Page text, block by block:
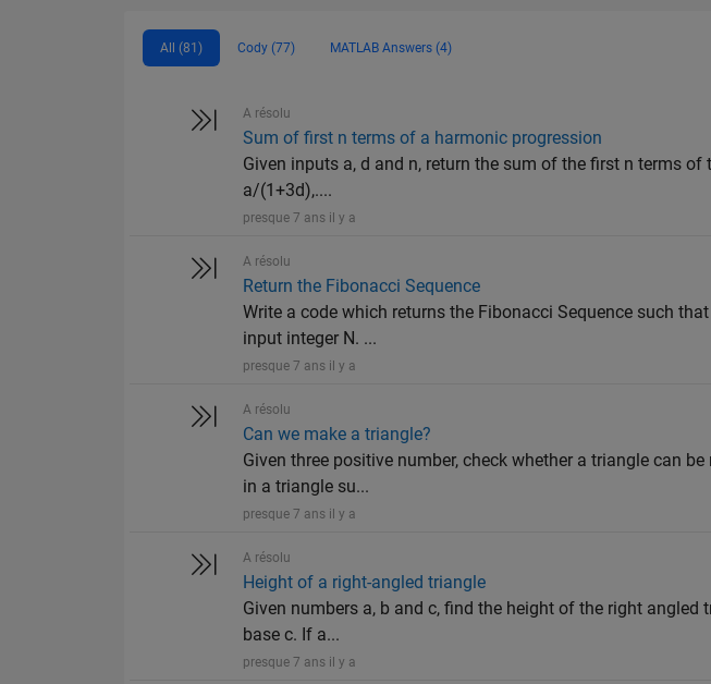
All (81) Cody (77) MATLAB Answers (4)
A résolu
Sum of first n terms of a harmonic progression
Given inputs a, d and n, return the sum of the first n terms
a/(1+3d),....
presque 7 ans il y a
A résolu
Return the Fibonacci Sequence
Write a code which returns the Fibonacci Sequence such
input integer N. ...
presque 7 ans il y a
A résolu
Can we make a triangle?
Given three positive number, check whether a triangle can
in a triangle su...
presque 7 ans il y a
A résolu
Height of a right-angled triangle
Given numbers a, b and c, find the height of the right
base c. If a...
presque 7 ans il y a